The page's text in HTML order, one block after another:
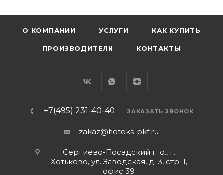
О КОМПАНИИ УСЛУГИ КАК КУПИТЬ
ПРОИЗВОДИТЕЛИ КОНТАКТЫ
+7(495) 231-40-40 ЗАКАЗАТЬ ЗВОНОК
zakaz@hotoks-pkf.ru
Сергиево-Посадский г. о., г.
Хотьково, ул. Заводская, д. 3, стр. 1,
офис 39